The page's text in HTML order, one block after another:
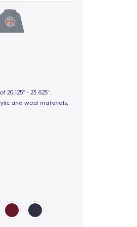
- 23.625”.
and wool materials,